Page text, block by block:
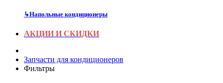
↳Напольные кондиционеры
АКЦИИ И СКИДКИ
Запчасти для кондиционеров
Фильтры